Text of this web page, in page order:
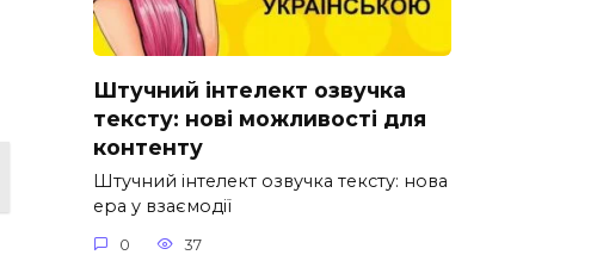
Штучний інтелект озвучка
тексту: нові можливості для
контенту
Штучний інтелект озвучка тексту: нова
ера у взаємодії
0 37